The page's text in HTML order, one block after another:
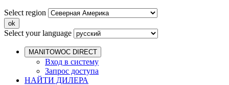
Select region
Select your language
MANITOWOC DIRECT
Вход в систему
Запрос доступа
НАЙТИ ДИЛЕРА